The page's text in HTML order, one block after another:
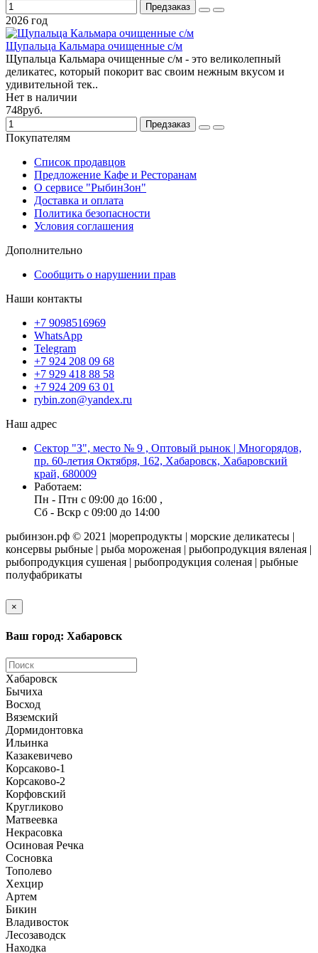
Предзаказ
2026 год
Щупальца Кальмара очищенные с/м
Щупальца Кальмара очищенные с/м - это великолепный
деликатес, который покорит вас своим нежным вкусом и
удивительной тек..
Нет в наличии
748руб.
Предзаказ
Покупателям
Список продавцов
Предложение Кафе и Ресторанам
О сервисе "РыбинЗон"
Доставка и оплата
Политика безопасности
Условия соглашения
Дополнительно
Сообщить о нарушении прав
Наши контакты
+7 9098516969
WhatsApp
Telegram
+7 924 208 09 68
+7 929 418 88 58
+7 924 209 63 01
rybin.zon@yandex.ru
Наш адрес
Сектор "З", место № 9 , Оптовый рынок | Многорядов,
пр. 60-летия Октября, 162, Хабаровск, Хабаровский
край, 680009
Работаем:
Пн - Птн с 09:00 до 16:00 ,
Сб - Вскр с 09:00 до 14:00
рыбинзон.рф © 2021 |морепродукты | морские деликатесы |
консервы рыбные | рыба мороженая | рыбопродукция вяленая |
рыбопродукция сушеная | рыбопродукция соленая | рыбные
полуфабрикаты
×
Ваш город: Хабаровск
Хабаровск
Бычиха
Восход
Вяземский
Дормидонтовка
Ильинка
Казакевичево
Корсаково-1
Корсаково-2
Корфовский
Кругликово
Матвеевка
Некрасовка
Осиновая Речка
Сосновка
Тополево
Хехцир
Артем
Бикин
Владивосток
Лесозаводск
Находка